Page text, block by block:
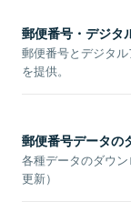
郵便番号・デジタ
郵便番号とデジタ
を提供。
郵便番号データの
各種データのダウ
更新）